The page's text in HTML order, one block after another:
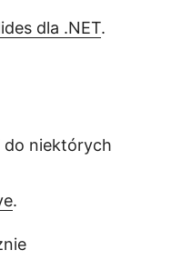
dla .NET.
niektórych
.